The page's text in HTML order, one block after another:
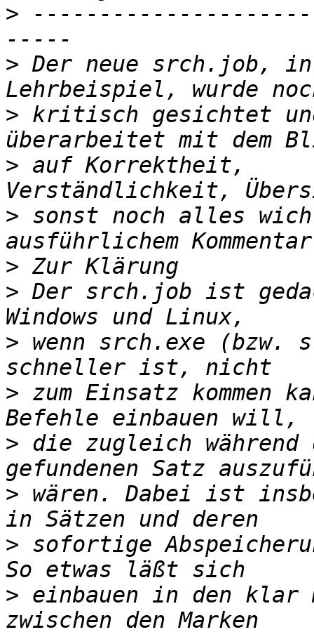
>
> Der neue srch.job,
> kritisch gesichtet
> auf Korrektheit,
> sonst noch alles
>
> Der srch.job ist
> wenn srch.exe (bzw.
> zum Einsatz kommen
> die zugleich während
> wären. Dabei ist
> sofortige
> einbauen in den klar